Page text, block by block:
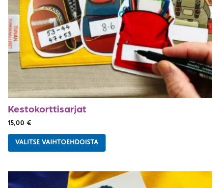
Kestokorttisarjat
15,00 €
VALITSE VAIHTOEHDOISTA